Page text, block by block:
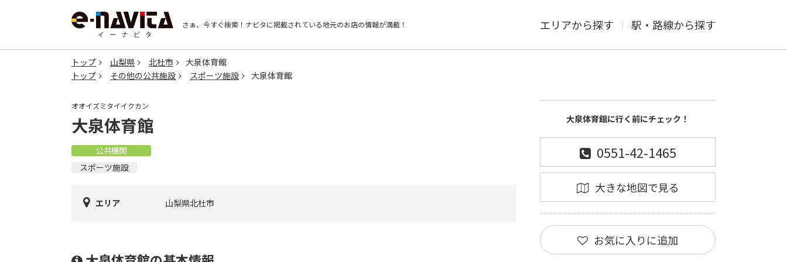
さぁ、今すぐ検索！ ナビタに掲載されている地元のお店の情報が満載！ エリアから探す 駅・路線から探す
トップ 山梨県 北杜市
大泉体育館
トップ
その他の公共施設 スポーツ施設 大泉体育館
オオイズミタイイクカン
大泉体育館
公共機関
スポーツ施設
エリア 山梨県北杜市
大泉体育館に行く前にチェック！
0551-42-1465
大きな地図で見る
お気に入りに追加